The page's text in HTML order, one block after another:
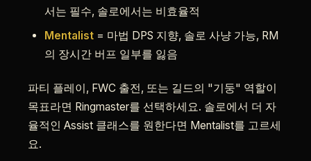
서는 필수, 솔로에서는 비효율적
Mentalist = 마법 DPS 지향, 솔로 사냥 가능, RM
의 장시간 버프 일부를 잃음
파티 플레이, FWC 출전, 또는 길드의 "기둥" 역할이
목표라면 Ringmaster를 선택하세요. 솔로에서 더 자
율적인 Assist 클래스를 원한다면 Mentalist를 고르세
요.